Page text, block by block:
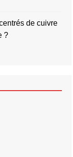
de cuivre
?